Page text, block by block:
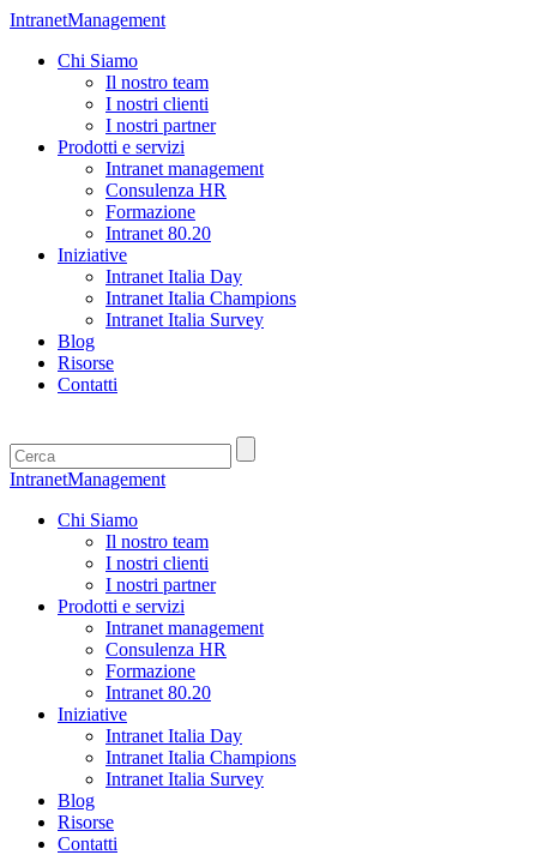
IntranetManagement
Chi Siamo
Il nostro team
I nostri clienti
I nostri partner
Prodotti e servizi
Intranet management
Consulenza HR
Formazione
Intranet 80.20
Iniziative
Intranet Italia Day
Intranet Italia Champions
Intranet Italia Survey
Blog
Risorse
Contatti
IntranetManagement
Chi Siamo
Il nostro team
I nostri clienti
I nostri partner
Prodotti e servizi
Intranet management
Consulenza HR
Formazione
Intranet 80.20
Iniziative
Intranet Italia Day
Intranet Italia Champions
Intranet Italia Survey
Blog
Risorse
Contatti